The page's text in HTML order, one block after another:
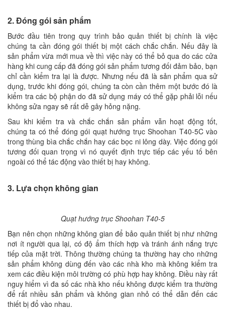
2. Đóng gói sản phẩm
Bước đầu tiên trong quy trình bảo quản thiết bị chính là việc
chúng ta cần đóng gói thiết bị một cách chắc chắn. Nếu đây là
sản phẩm vừa mới mua về thì việc này có thể bỏ qua do các cửa
hàng khi cung cấp đã đóng gói sản phẩm tương đối đảm bảo, bạn
chỉ cần kiểm tra lại là được. Nhưng nếu đã là sản phẩm qua sử
dụng, trước khi đóng gói, chúng ta còn cần thêm một bước đó là
kiểm tra các bộ phận do đã sử dụng máy có thể gặp phải lỗi nếu
không sửa ngay sẽ rất dễ gây hỏng nặng.
Sau khi kiểm tra và chắc chắn sản phẩm vẫn hoạt động tốt,
chúng ta có thể đóng gói quạt hướng trục Shoohan T40-5C vào
trong thùng bìa chắc chắn hay các bọc ni lông dày. Việc đóng gói
tương đối quan trọng vì nó quyết định trực tiếp các yếu tố bên
ngoài có thể tác động vào thiết bị hay không.
3. Lựa chọn không gian
Quạt hướng trục Shoohan T40-5
Bạn nên chọn những không gian để bảo quản thiết bị như những
nơi ít người qua lại, có độ ẩm thích hợp và tránh ánh nắng trực
tiếp của mặt trời. Thông thường chúng ta thường hay cho những
sản phẩm không dùng đến vào các nhà kho mà không kiểm tra
xem các điều kiện môi trường có phù hợp hay không. Điều này rất
nguy hiểm vì đa số các nhà kho nếu không được kiểm tra thường
để rất nhiều sản phẩm và không gian nhỏ có thể dẫn đến các
thiết bị đổ vào nhau.